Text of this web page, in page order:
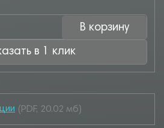
В корзину
Заказать в 1 клик
(PDF, 20.02 мб)